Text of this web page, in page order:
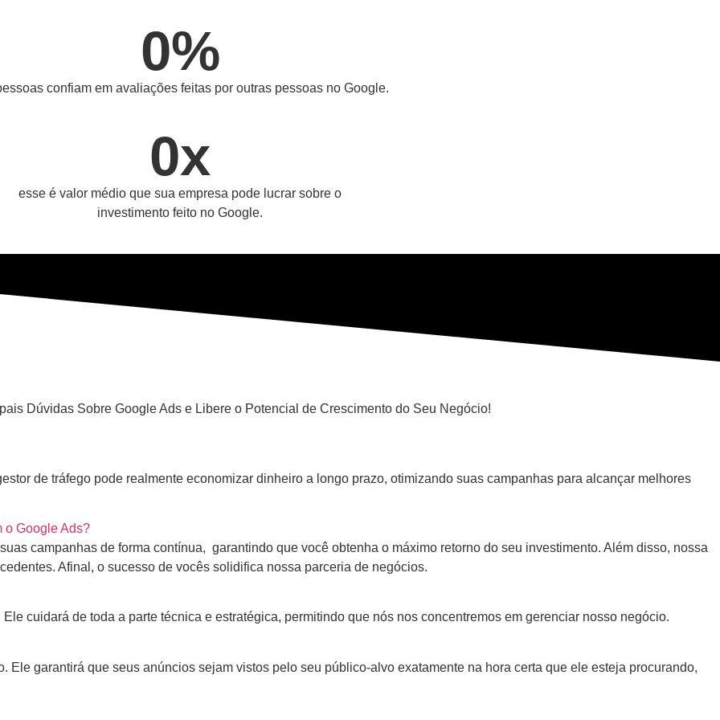
0%
confiam em avaliações feitas por outras pessoas no Google.
0x
esse é valor médio que sua empresa pode lucrar sobre o
investimento feito no Google.
Dúvidas Sobre Google Ads e Libere o Potencial de Crescimento do Seu Negócio!
de tráfego pode realmente economizar dinheiro a longo prazo, otimizando suas campanhas para alcançar melhores
o Google Ads?
campanhas de forma contínua, garantindo que você obtenha o máximo retorno do seu investimento. Além disso, nossa
Afinal, o sucesso de vocês solidifica nossa parceria de negócios.
cuidará de toda a parte técnica e estratégica, permitindo que nós nos concentremos em gerenciar nosso negócio.
Ele garantirá que seus anúncios sejam vistos pelo seu público-alvo exatamente na hora certa que ele esteja procurando,